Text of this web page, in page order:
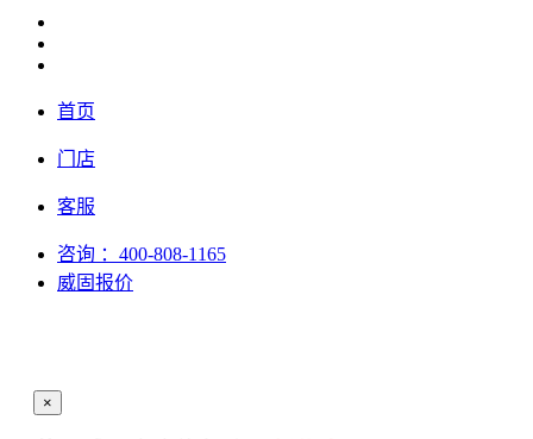
首页
门店
客服
咨询 ：400-808-1165
威固报价
×